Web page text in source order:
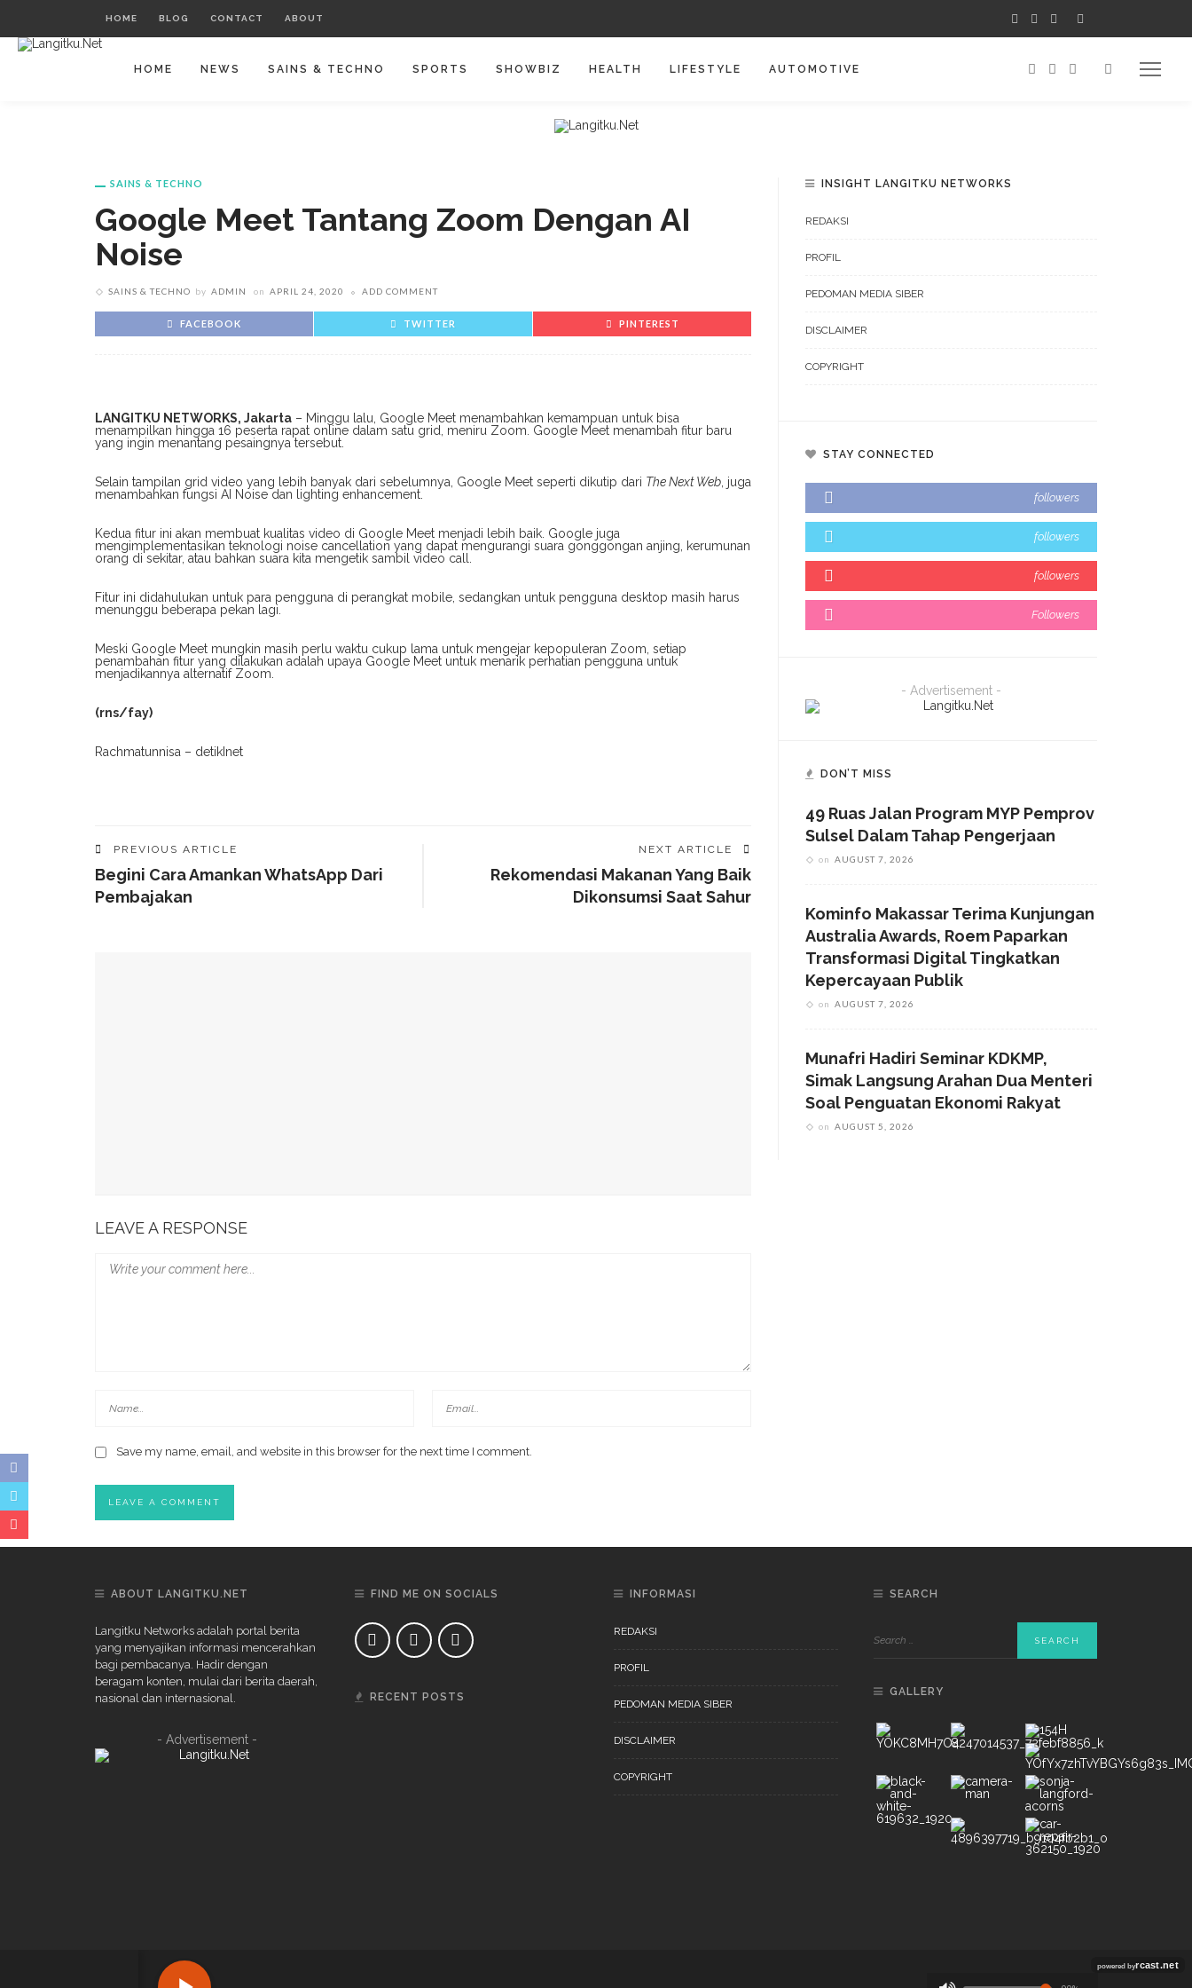
HOME BLOG CONTACT ABOUT
HOME NEWS SAINS & TECHNO SPORTS SHOWBIZ HEALTH LIFESTYLE AUTOMOTIVE
SAINS & TECHNO
Google Meet Tantang Zoom Dengan AI
Noise
SAINS & TECHNO by ADMIN on APRIL 24, 2020 ADD COMMENT
FACEBOOK TWITTER PINTEREST
LANGITKU NETWORKS, Jakarta – Minggu lalu, Google Meet menambahkan kemampuan untuk bisa
menampilkan hingga 16 peserta rapat online dalam satu grid, meniru Zoom. Google Meet menambah fitur baru
yang ingin menantang pesaingnya tersebut.
Selain tampilan grid video yang lebih banyak dari sebelumnya, Google Meet seperti dikutip dari The Next Web, juga
menambahkan fungsi AI Noise dan lighting enhancement.
Kedua fitur ini akan membuat kualitas video di Google Meet menjadi lebih baik. Google juga
mengimplementasikan teknologi noise cancellation yang dapat mengurangi suara gonggongan anjing, kerumunan
orang di sekitar, atau bahkan suara kita mengetik sambil video call.
Fitur ini didahulukan untuk para pengguna di perangkat mobile, sedangkan untuk pengguna desktop masih harus
menunggu beberapa pekan lagi.
Meski Google Meet mungkin masih perlu waktu cukup lama untuk mengejar kepopuleran Zoom, setiap
penambahan fitur yang dilakukan adalah upaya Google Meet untuk menarik perhatian pengguna untuk
menjadikannya alternatif Zoom.
(rns/fay)
Rachmatunnisa – detikInet
PREVIOUS ARTICLE
Begini Cara Amankan WhatsApp Dari
Pembajakan
NEXT ARTICLE
Rekomendasi Makanan Yang Baik
Dikonsumsi Saat Sahur
LEAVE A RESPONSE
Save my name, email, and website in this browser for the next time I comment.
INSIGHT LANGITKU NETWORKS
REDAKSI
PROFIL
PEDOMAN MEDIA SIBER
DISCLAIMER
COPYRIGHT
STAY CONNECTED
followers
followers
followers
Followers
- Advertisement -
DON’T MISS
49 Ruas Jalan Program MYP Pemprov
Sulsel Dalam Tahap Pengerjaan
on AUGUST 7, 2026
Kominfo Makassar Terima Kunjungan
Australia Awards, Roem Paparkan
Transformasi Digital Tingkatkan
Kepercayaan Publik
on AUGUST 7, 2026
Munafri Hadiri Seminar KDKMP,
Simak Langsung Arahan Dua Menteri
Soal Penguatan Ekonomi Rakyat
on AUGUST 5, 2026
ABOUT LANGITKU.NET
Langitku Networks adalah portal berita
yang menyajikan informasi mencerahkan
bagi pembacanya. Hadir dengan
beragam konten, mulai dari berita daerah,
nasional dan internasional.
- Advertisement -
FIND ME ON SOCIALS
RECENT POSTS
INFORMASI
REDAKSI
PROFIL
PEDOMAN MEDIA SIBER
DISCLAIMER
COPYRIGHT
SEARCH
GALLERY